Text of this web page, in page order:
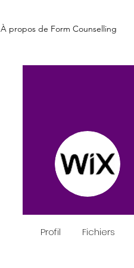
À propos de Form Counselling
Profil Fichiers